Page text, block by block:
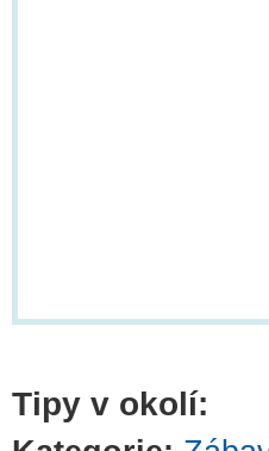
Tipy v okolí: